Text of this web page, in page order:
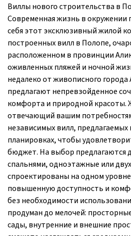
Виллы нового строительства в
Современная жизнь в
себя этот эксклюзивный жилой
построенных вилл в Полопе,
расположенном в провинции
оживленных пляжей и ночной
недалеко от живописного
предлагают непревзойденное
комфорта и природной красоты.
отвечающий вашим
независимых вилл, предлагаемых
планировках, чтобы
бюджет. На выбор предлагаются
спальнями, одноэтажные или
спроектированы на одном
повышенную доступность и
без необходимости
продуман до мелочей:
сады, внутренние и внешние